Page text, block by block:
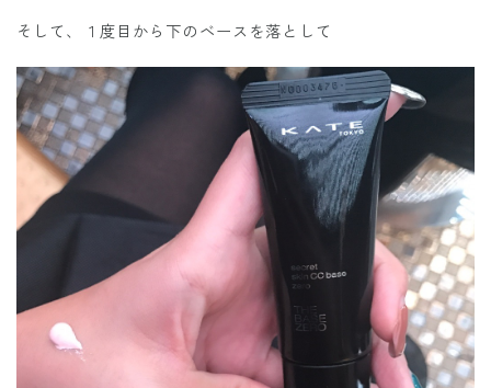
そして、１度目から下のベースを落として